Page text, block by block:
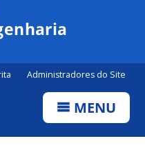
Administradores do Site
MENU